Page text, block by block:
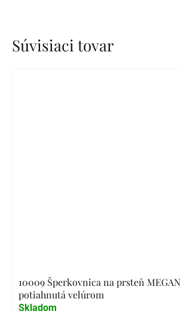
Súvisiaci tovar
10009 Šperkovnica na prsteň MEGAN
potiahnutá velúrom
Skladom